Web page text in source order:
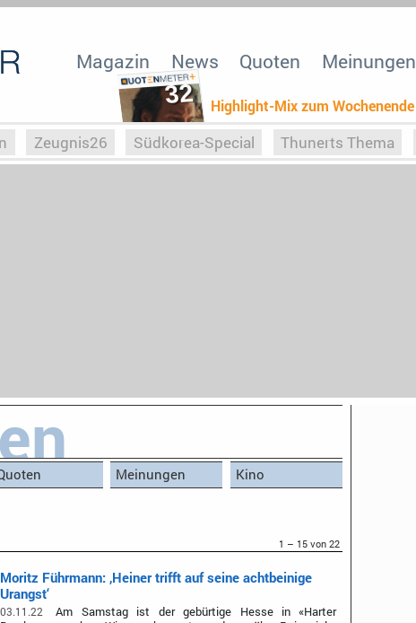
32 Highlight-Mix zum Wochenende
Magazin News Quoten Meinungen
Zeugnis26 Südkorea-Special Thunerts Thema
Meinungen Kino
1 – 15 von 22
Moritz Führmann: ‚Heiner trifft auf seine achtbeinige
Urangst‘
03.11.22
Am Samstag ist der gebürtige Hesse in «Harter